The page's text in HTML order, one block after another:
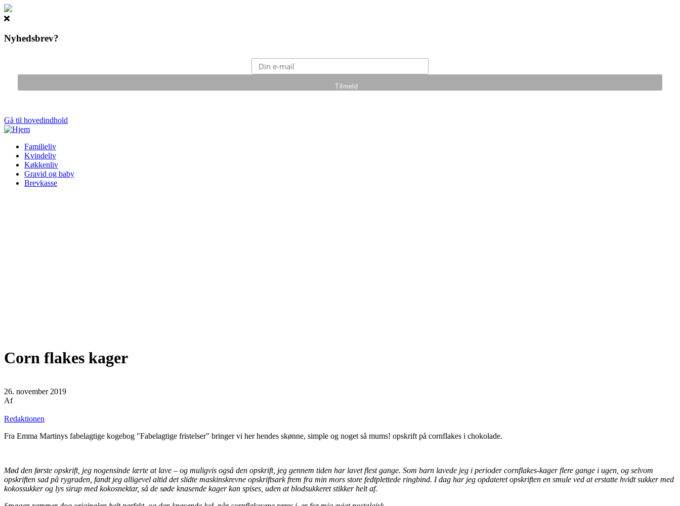
Nyhedsbrev?
Gå til hovedindhold
Familieliv
Kvindeliv
Køkkenliv
Gravid og baby
Brevkasse
Corn flakes kager
26. november 2019
Af
Redaktionen
Fra Emma Martinys fabelagtige kogebog "Fabelagtige fristelser" bringer vi her hendes skønne, simple og noget så mums! opskrift på cornflakes i chokolade.
Mød den første opskrift, jeg nogensinde lærte at lave – og muligvis også den opskrift, jeg gennem tiden har lavet flest gange. Som barn lavede jeg i perioder cornflakes-kager flere gange i ugen, og selvom
opskriften sad på rygraden, fandt jeg alligevel altid det slidte maskinskrevne opskriftsark frem fra min mors store fedtplettede ringbind. I dag har jeg opdateret opskriften en smule ved at erstatte hvidt sukker med
kokossukker og lys sirup med kokosnektar, så de søde knasende kager kan spises, uden at blodsukkeret stikker helt af.